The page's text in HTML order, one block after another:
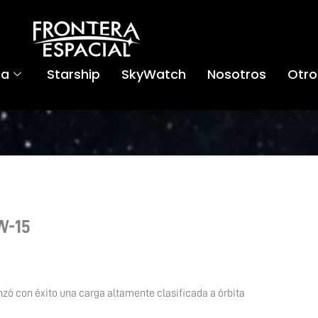
Starship SkyWatch Nosotros
15
con éxito una carga altamente clasificada a órbita